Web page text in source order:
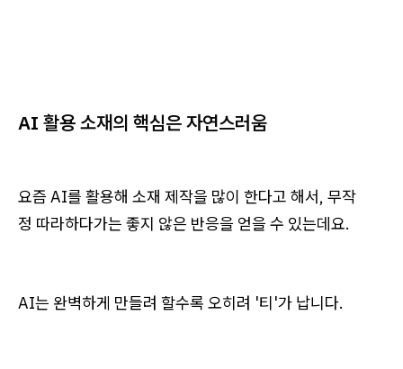
AI 활용 소재의 핵심은 자연스러움
요즘 AI를 활용해 소재 제작을 많이 한다고 해서, 무작
정 따라하다가는 좋지 않은 반응을 얻을 수 있는데요.
AI는 완벽하게 만들려 할수록 오히려 '티'가 납니다.